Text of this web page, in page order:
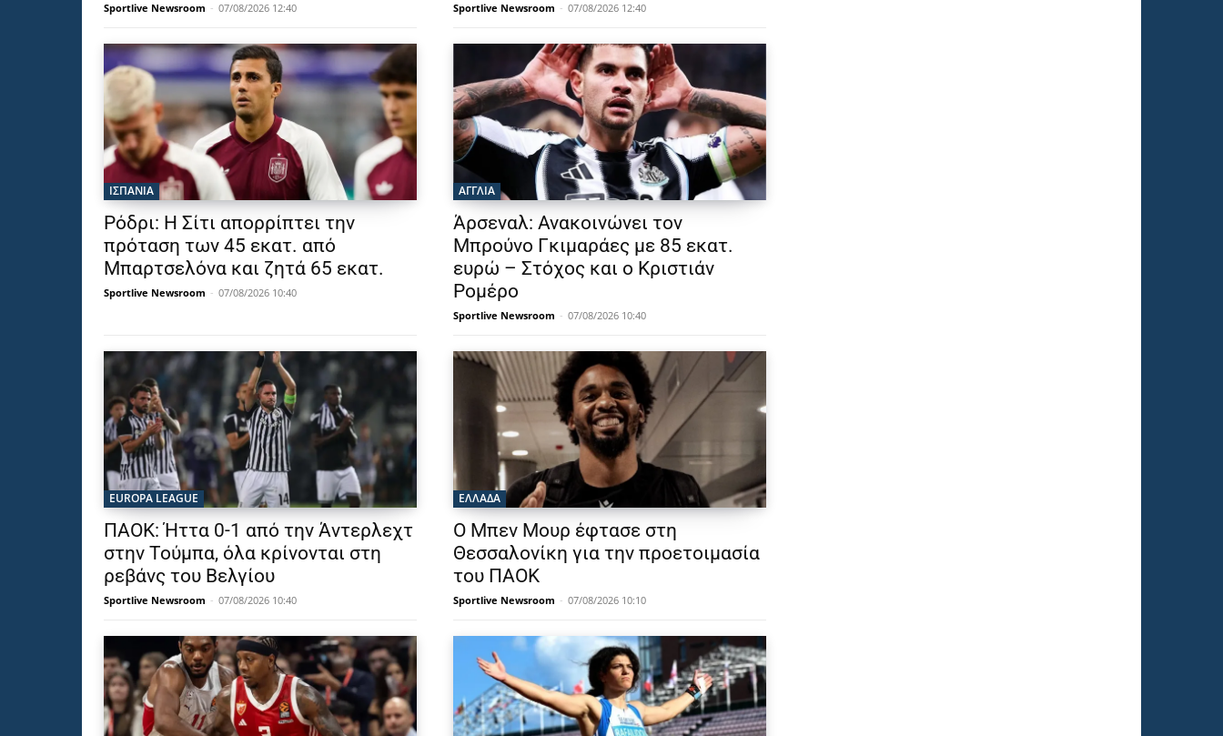
Sportlive Newsroom - 07/08/2026 12:40 Sportlive Newsroom - 07/08/2026 12:40
ΙΣΠΑΝΙΑ
Ρόδρι: Η Σίτι απορρίπτει την
πρόταση των 45 εκατ. από
Μπαρτσελόνα και ζητά 65 εκατ.
Sportlive Newsroom - 07/08/2026 10:40
ΑΓΓΛΙΑ
Άρσεναλ: Ανακοινώνει τον
Μπρούνο Γκιμαράες με 85 εκατ.
ευρώ – Στόχος και ο Κριστιάν
Ρομέρο
Sportlive Newsroom - 07/08/2026 10:40
EUROPA LEAGUE
ΠΑΟΚ: Ήττα 0-1 από την Άντερλεχτ
στην Τούμπα, όλα κρίνονται στη
ρεβάνς του Βελγίου
Sportlive Newsroom - 07/08/2026 10:40
ΕΛΛΑΔΑ
Ο Μπεν Μουρ έφτασε στη
Θεσσαλονίκη για την προετοιμασία
του ΠΑΟΚ
Sportlive Newsroom - 07/08/2026 10:10